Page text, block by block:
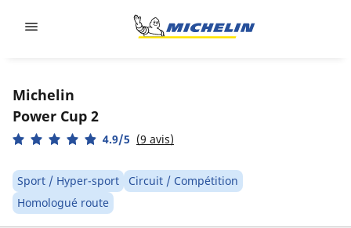
Michelin
Power Cup 2
4.9/5 (9 avis)
Sport / Hyper-sport
Circuit / Compétition
Homologué route